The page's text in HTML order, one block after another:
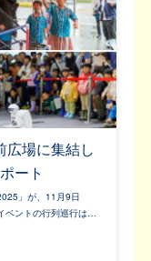
広場に集結し
ート
」が、11月9日
ベントの行列巡行は…